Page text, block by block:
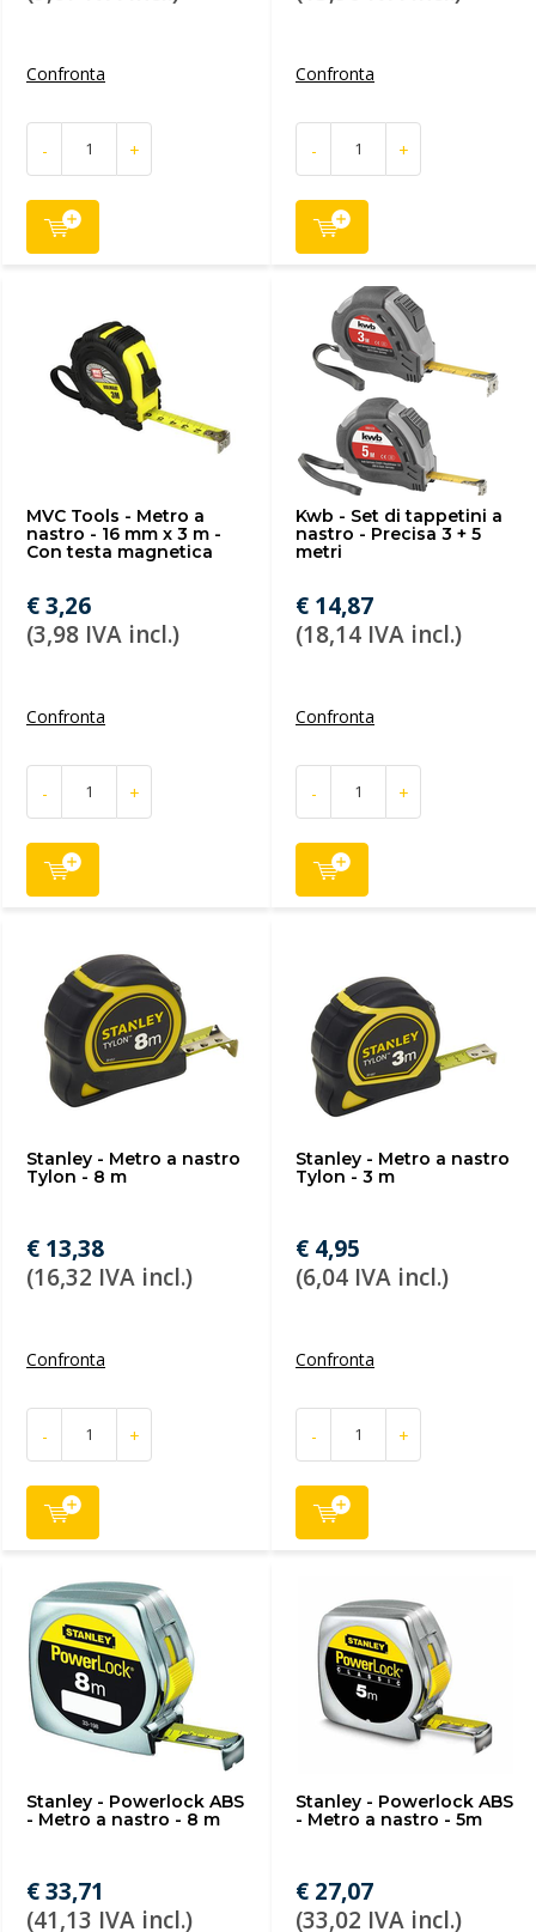
Confronta
- +
Confronta
- +
MVC Tools - Metro a
nastro - 16 mm x 3 m -
Con testa magnetica
€ 3,26
(3,98 IVA incl.)
Confronta
- +
Kwb - Set di tappetini a
nastro - Precisa 3 + 5
metri
€ 14,87
(18,14 IVA incl.)
Confronta
- +
Stanley - Metro a nastro
Tylon - 8 m
€ 13,38
(16,32 IVA incl.)
Confronta
- +
Stanley - Metro a nastro
Tylon - 3 m
€ 4,95
(6,04 IVA incl.)
Confronta
- +
Stanley - Powerlock ABS
- Metro a nastro - 8 m
€ 33,71
(41,13 IVA incl.)
Stanley - Powerlock ABS
- Metro a nastro - 5m
€ 27,07
(33,02 IVA incl.)